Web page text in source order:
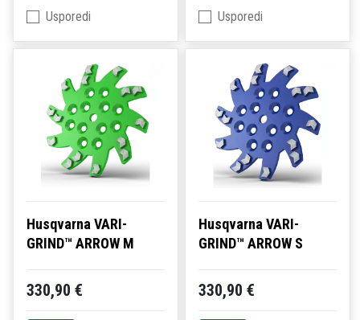
Usporedi
Usporedi
Husqvarna VARI-
GRIND™ ARROW M
330,90 €
Husqvarna VARI-
GRIND™ ARROW S
330,90 €